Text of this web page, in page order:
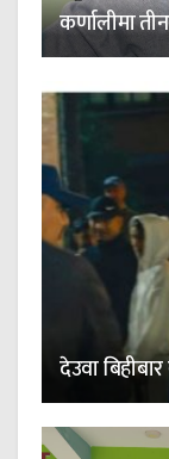
कर्णालीमा
देउवा